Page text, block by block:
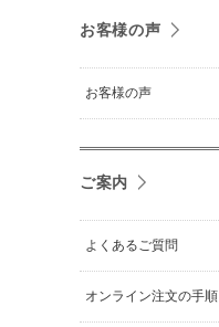
お客様の声
お客様の声
ご案内
よくあるご質問
オンライン注文の手順